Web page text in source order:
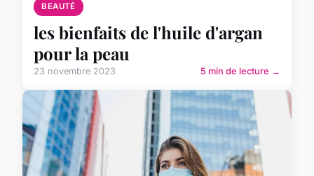
BEAUTÉ
les bienfaits de l'huile d'argan
pour la peau
23 novembre 2023 5 min de lecture →